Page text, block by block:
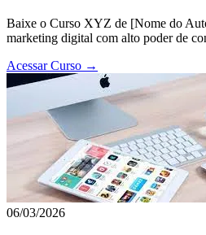
Baixe o Curso XYZ de [Nome do
marketing digital com alto poder de
Acessar Curso →
06/03/2026